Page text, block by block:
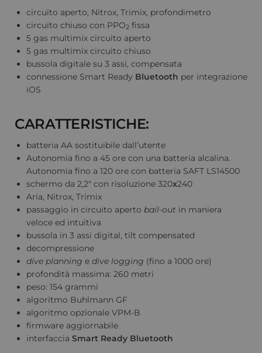
circuito aperto, Nitrox, Trimix, profondimetro
circuito chiuso con PPO2 fissa
5 gas multimix circuito aperto
5 gas multimix circuito chiuso
bussola digitale su 3 assi, compensata
connessione Smart Ready Bluetooth per integrazione
iOS
CARATTERISTICHE:
batteria AA sostituibile dall’utente
Autonomia fino a 45 ore con una batteria alcalina.
Autonomia fino a 120 ore con batteria SAFT LS14500
schermo da 2,2″ con risoluzione 320x240
Aria, Nitrox, Trimix
passaggio in circuito aperto bail-out in maniera
veloce ed intuitiva
bussola in 3 assi digital, tilt compensated
decompressione
dive planning e dive logging (fino a 1000 ore)
profondità massima: 260 metri
peso: 154 grammi
algoritmo Buhlmann GF
algoritmo opzionale VPM-B
firmware aggiornabile
interfaccia Smart Ready Bluetooth